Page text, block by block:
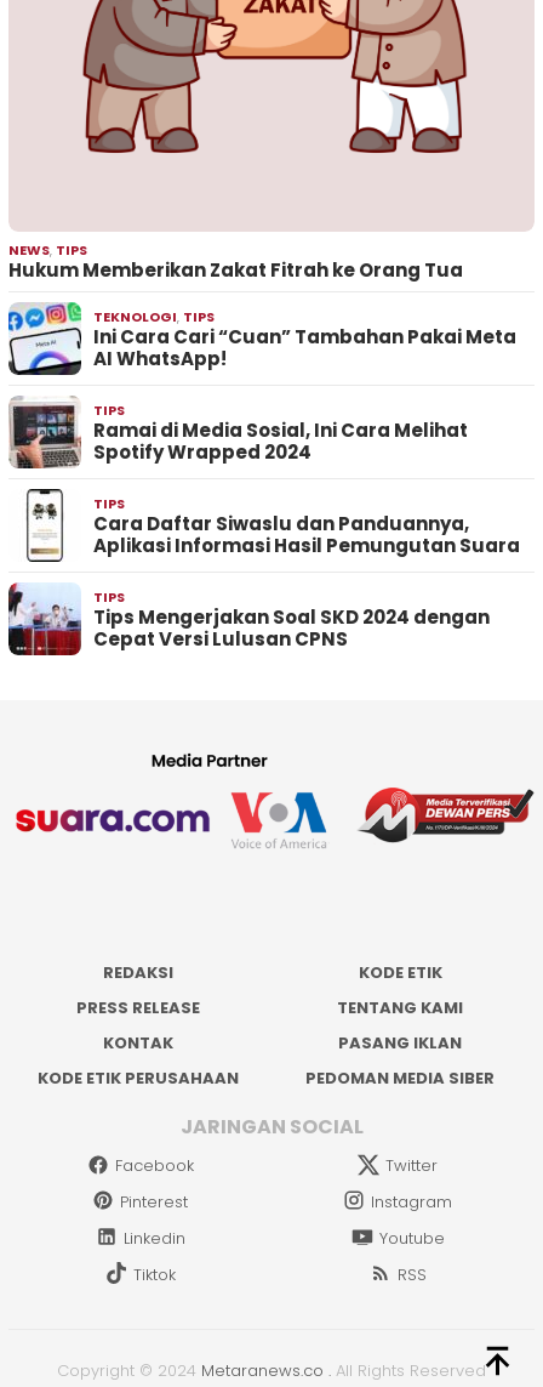
NEWS, TIPS
Hukum Memberikan Zakat Fitrah ke Orang Tua
TEKNOLOGI, TIPS
Ini Cara Cari “Cuan” Tambahan Pakai Meta
AI WhatsApp!
TIPS
Ramai di Media Sosial, Ini Cara Melihat
Spotify Wrapped 2024
TIPS
Cara Daftar Siwaslu dan Panduannya,
Aplikasi Informasi Hasil Pemungutan Suara
TIPS
Tips Mengerjakan Soal SKD 2024 dengan
Cepat Versi Lulusan CPNS
REDAKSI
KODE ETIK
PRESS RELEASE
TENTANG KAMI
KONTAK
PASANG IKLAN
KODE ETIK PERUSAHAAN
PEDOMAN MEDIA SIBER
JARINGAN SOCIAL
Facebook
Twitter
Pinterest
Instagram
Linkedin
Youtube
Tiktok
RSS
Copyright © 2024 Metaranews.co . All Rights Reserved